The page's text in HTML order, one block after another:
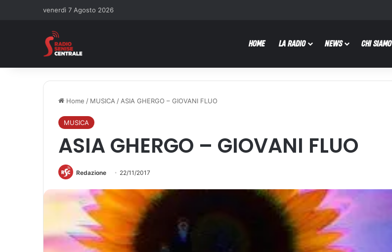
venerdì 7 Agosto 2026
HOME LA RADIO NEWS CHI SIAMO
Home / MUSICA / ASIA GHERGO – GIOVANI FLUO
MUSICA
ASIA GHERGO – GIOVANI FLUO
Redazione 22/11/2017